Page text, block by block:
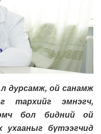
дурсамж, ой санамж
тархийг эмнэгч,
бол бидний ой
ухааныг бүтээгчид